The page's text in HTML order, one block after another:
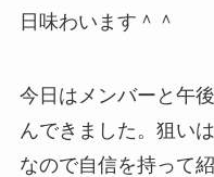
日味わいます＾＾
今日はメンバーと午
んできました。狙い
なので自信を持って